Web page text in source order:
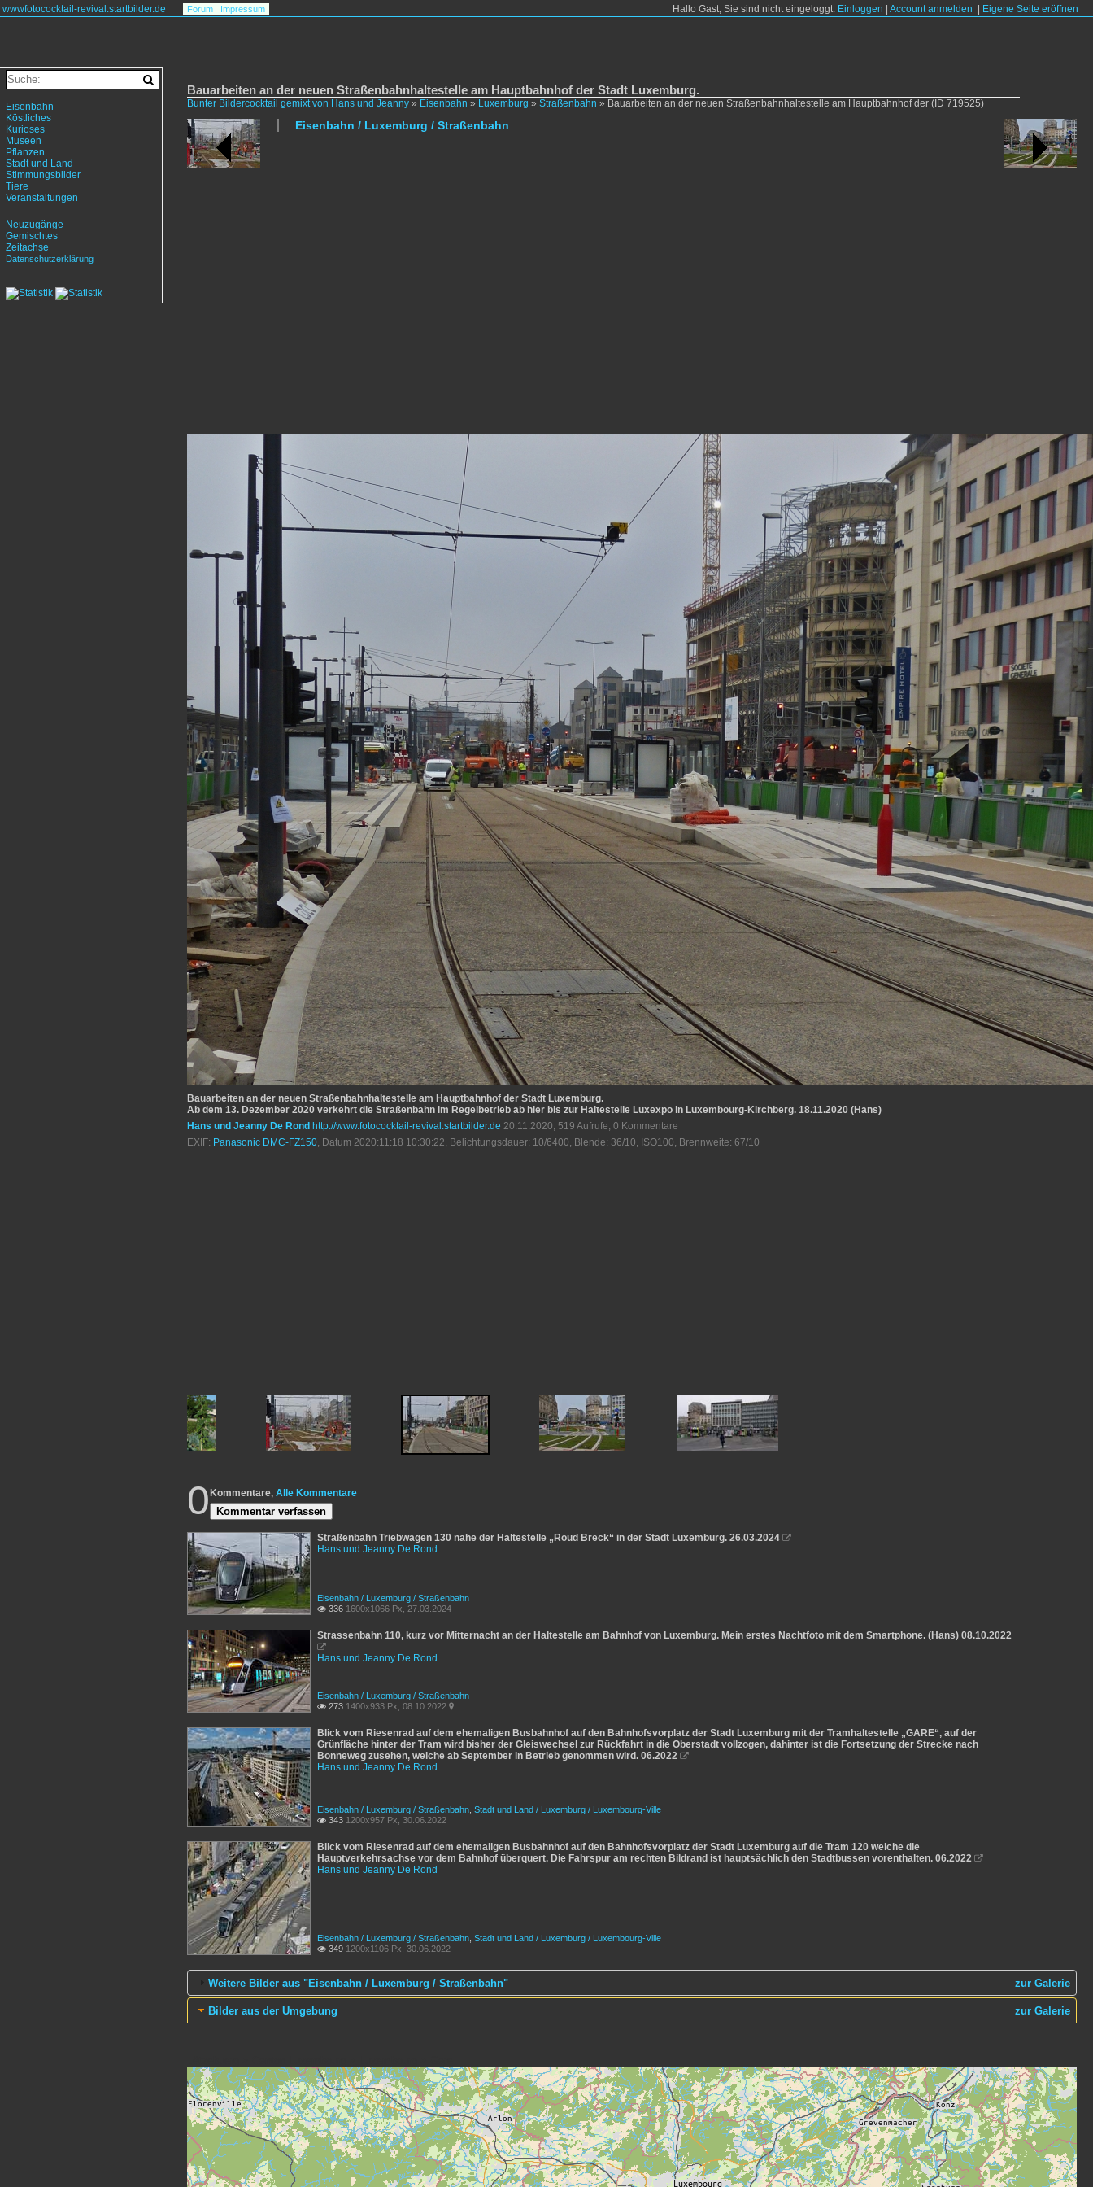
wwwfotococktail-revival.startbilder.de Hallo Gast, Sie sind nicht eingeloggt. Einloggen Account anmelden Eigene Seite eröffnen
Forum Impressum
Bauarbeiten an der neuen Straßenbahnhaltestelle am Hauptbahnhof der Stadt Luxemburg.
Bunter Bildercocktail gemixt von Hans und Jeanny » Eisenbahn » Luxemburg » Straßenbahn » Bauarbeiten an der neuen Straßenbahnhaltestelle am Hauptbahnhof der (ID 719525)
Eisenbahn / Luxemburg / Straßenbahn
Bauarbeiten an der neuen Straßenbahnhaltestelle am Hauptbahnhof der Stadt Luxemburg.
Ab dem 13. Dezember 2020 verkehrt die Straßenbahn im Regelbetrieb ab hier bis zur Haltestelle Luxexpo in Luxembourg-Kirchberg. 18.11.2020 (Hans)
Hans und Jeanny De Rond http://www.fotococktail-revival.startbilder.de 20.11.2020, 519 Aufrufe, 0 Kommentare
EXIF: Panasonic DMC-FZ150, Datum 2020:11:18 10:30:22, Belichtungsdauer: 10/6400, Blende: 36/10, ISO100, Brennweite: 67/10
0 Kommentare, Alle Kommentare
Kommentar verfassen
Straßenbahn Triebwagen 130 nahe der Haltestelle „Roud Breck“ in der Stadt Luxemburg. 26.03.2024 
Hans und Jeanny De Rond
Eisenbahn / Luxemburg / Straßenbahn
 336 1600x1066 Px, 27.03.2024
Strassenbahn 110, kurz vor Mitternacht an der Haltestelle am Bahnhof von Luxemburg. Mein erstes Nachtfoto mit dem Smartphone. (Hans) 08.10.2022

Hans und Jeanny De Rond
Eisenbahn / Luxemburg / Straßenbahn
 273 1400x933 Px, 08.10.2022 
Blick vom Riesenrad auf dem ehemaligen Busbahnhof auf den Bahnhofsvorplatz der Stadt Luxemburg mit der Tramhaltestelle „GARE“, auf der
Grünfläche hinter der Tram wird bisher der Gleiswechsel zur Rückfahrt in die Oberstadt vollzogen, dahinter ist die Fortsetzung der Strecke nach
Bonneweg zusehen, welche ab September in Betrieb genommen wird. 06.2022 
Hans und Jeanny De Rond
Eisenbahn / Luxemburg / Straßenbahn Stadt und Land / Luxemburg / Luxembourg-Ville
 343 1200x957 Px, 30.06.2022
Blick vom Riesenrad auf dem ehemaligen Busbahnhof auf den Bahnhofsvorplatz der Stadt Luxemburg auf die Tram 120 welche die
Hauptverkehrsachse vor dem Bahnhof überquert. Die Fahrspur am rechten Bildrand ist hauptsächlich den Stadtbussen vorenthalten. 06.2022 
Hans und Jeanny De Rond
Eisenbahn / Luxemburg / Straßenbahn Stadt und Land / Luxemburg / Luxembourg-Ville
 349 1200x1106 Px, 30.06.2022
zur Galerie
Weitere Bilder aus "Eisenbahn / Luxemburg / Straßenbahn"
zur Galerie
Bilder aus der Umgebung
Eisenbahn
Köstliches
Kurioses
Museen
Pflanzen
Stadt und Land
Stimmungsbilder
Tiere
Veranstaltungen
Neuzugänge
Gemischtes
Zeitachse
Datenschutzerklärung